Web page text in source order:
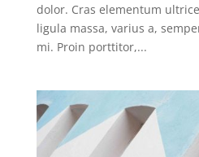
dolor. Cras elementum
ligula massa, varius a,
mi. Proin porttitor,...